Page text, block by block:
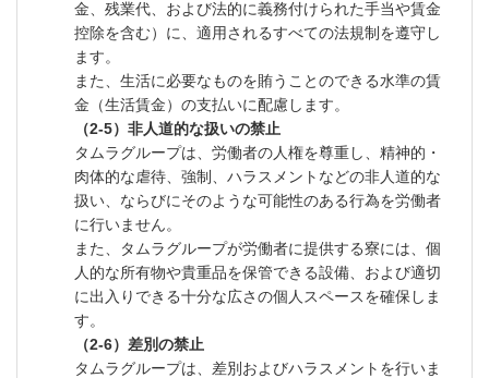
金、残業代、および法的に義務付けられた手当や賃金
控除を含む）に、適用されるすべての法規制を遵守し
ます。
また、生活に必要なものを賄うことのできる水準の賃
金（生活賃金）の支払いに配慮します。
（2-5）非人道的な扱いの禁止
タムラグループは、労働者の人権を尊重し、精神的・
肉体的な虐待、強制、ハラスメントなどの非人道的な
扱い、ならびにそのような可能性のある行為を労働者
に行いません。
また、タムラグループが労働者に提供する寮には、個
人的な所有物や貴重品を保管できる設備、および適切
に出入りできる十分な広さの個人スペースを確保しま
す。
（2-6）差別の禁止
タムラグループは、差別およびハラスメントを行いま